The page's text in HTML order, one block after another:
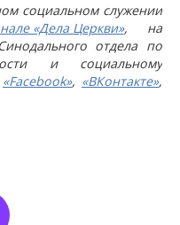
социальном служении
«Дела Церкви», на
отдела по
и социальному
«Facebook», «ВКонтакте»,